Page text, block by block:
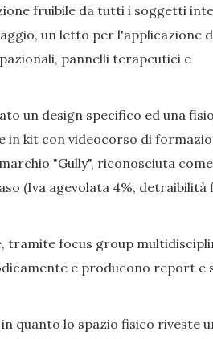
fruibile da tutti i soggetti
un letto per l'applicazione
pannelli terapeutici e
un design specifico ed una
in kit con videocorso di
"Gully", riconosciuta come
(Iva agevolata 4%, detraibilità
tramite focus group
e producono report e
quanto lo spazio fisico riveste